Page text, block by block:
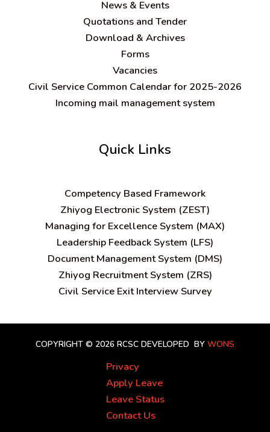
News & Events
Quotations and Tender
Download & Archives
Forms
Vacancies
Civil Service Common Calendar for 2025-2026
Incoming mail management system
Quick Links
Competency Based Framework
Zhiyog Electronic System (ZEST)
Managing for Excellence System (MAX)
Leadership Feedback System (LFS)
Document Management System (DMS)
Zhiyog Recruitment System (ZRS)
Civil Service Exit Interview Survey
COPYRIGHT © 2026 RCSC DEVELOPED BY WONS
Privacy
Apply Leave
Leave Status
Contact Us